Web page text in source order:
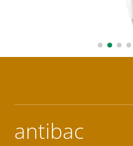
antibac